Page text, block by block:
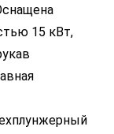
15 кВт,